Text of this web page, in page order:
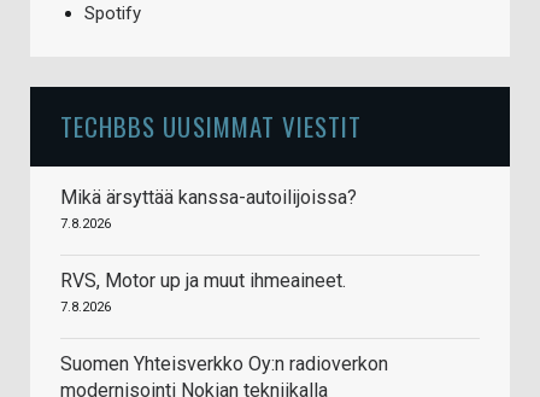
Spotify
TECHBBS UUSIMMAT VIESTIT
Mikä ärsyttää kanssa-autoilijoissa?
7.8.2026
RVS, Motor up ja muut ihmeaineet.
7.8.2026
Suomen Yhteisverkko Oy:n radioverkon
modernisointi Nokian tekniikalla